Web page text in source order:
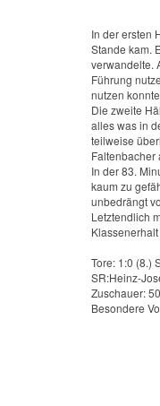
In der ersten
Stande kam.
verwandelte.
Führung
nutzen
Die zweite
alles was in
teilweise
Faltenbacher
In der 83.
kaum zu
unbedrängt
Letztendlich
Tore: 1:0 (8.)
SR:Heinz-
Zuschauer: 50
Besondere